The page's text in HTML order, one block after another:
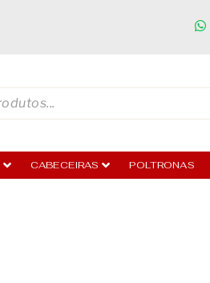
CABECEIRAS POLTRONAS